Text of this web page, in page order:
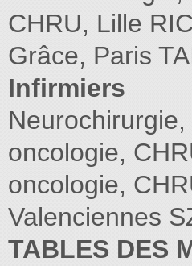
CHRU, Lille
Grâce, Paris
Infirmiers
oncologie,
oncologie,
Valenciennes
TABLES DES